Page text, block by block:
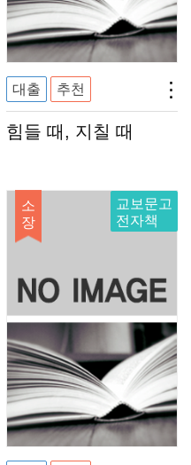
대출 추천
힘들 때, 지칠 때
소
장
교보문고
전자책